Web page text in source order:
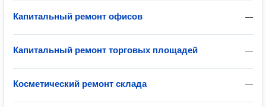
—
Капитальный ремонт офисов
—
Капитальный ремонт торговых площадей
—
Косметический ремонт склада